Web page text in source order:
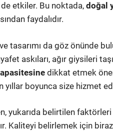
de etkiler. Bu noktada, doğal
faydalıdır.
ve tasarımı da göz önünde
askıları, ağır giysileri
dikkat etmek
yıllar boyunca size hizmet
yukarıda belirtilen
Kaliteyi belirlemek için